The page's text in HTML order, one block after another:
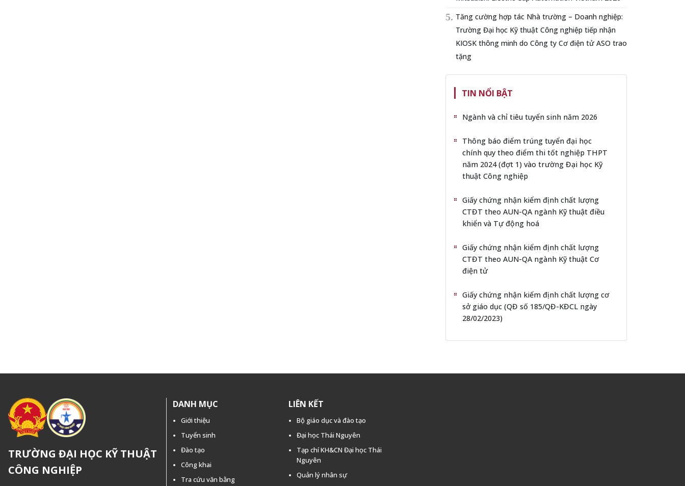
Tăng cường hợp tác Nhà trường – Doanh nghiệp:
Trường Đại học Kỹ thuật Công nghiệp tiếp nhận
KIOSK thông minh do Công ty Cơ điện tử ASO trao
tặng
TIN NỔI BẬT
Ngành và chỉ tiêu tuyển sinh năm 2026
Thông báo điểm trúng tuyển đại học
chính quy theo điểm thi tốt nghiệp THPT
năm 2024 (đợt 1) vào trường Đại học Kỹ
thuật Công nghiệp
Giấy chứng nhận kiểm định chất lượng
CTĐT theo AUN-QA ngành Kỹ thuật điều
khiển và Tự động hoá
Giấy chứng nhận kiểm định chất lượng
CTĐT theo AUN-QA ngành Kỹ thuật Cơ
điện tử
Giấy chứng nhận kiểm định chất lượng cơ
sở giáo dục (QĐ số 185/QĐ-KĐCL ngày
28/02/2023)
TRƯỜNG ĐẠI HỌC KỸ THUẬT
CÔNG NGHIỆP
DANH MỤC
Giới thiệu
Tuyển sinh
Đào tạo
Công khai
Tra cứu văn bằng
LIÊN KẾT
Bộ giáo dục và đào tạo
Đại học Thái Nguyên
Tạp chí KH&CN Đại học Thái
Nguyên
Quản lý nhân sự